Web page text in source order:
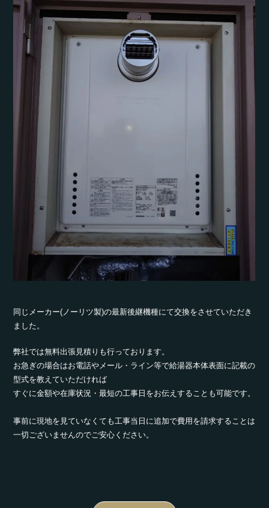
同じメーカー(ノーリツ製)の最新後継機種にて交換をさせていただき
ました。
弊社では無料出張見積りも行っております。
お急ぎの場合はお電話やメール・ライン等で給湯器本体表面に記載の
型式を教えていただければ
すぐに金額や在庫状況・最短の工事日をお伝えすることも可能です。
事前に現地を見ていなくても工事当日に追加で費用を請求することは
一切ございませんのでご安心ください。